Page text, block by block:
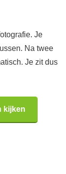
Je
Na twee
Je zit dus
kijken